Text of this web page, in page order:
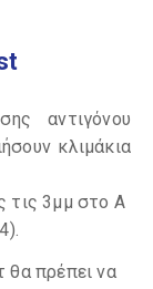
αντιγόνου
κλιμάκια
τις 3μμ στο Α
θα πρέπει να